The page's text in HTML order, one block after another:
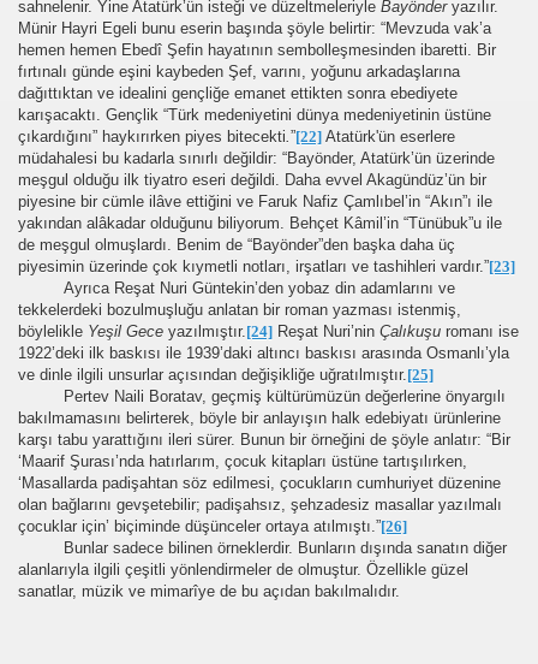
sahnelenir. Yine Atatürk’ün isteği ve düzeltmeleriyle Bayönder yazılır.
Münir Hayri Egeli bunu eserin başında şöyle belirtir: “Mevzuda vak’a
hemen hemen Ebedî Şefin hayatının sembolleşmesinden ibaretti. Bir
fırtınalı günde eşini kaybeden Şef, varını, yoğunu arkadaşlarına
dağıttıktan ve idealini gençliğe emanet ettikten sonra ebediyete
karışacaktı. Gençlik “Türk medeniyetini dünya medeniyetinin üstüne
çıkardığını” haykırırken piyes bitecekti.”[22] Atatürk'ün eserlere
müdahalesi bu kadarla sınırlı değildir: “Bayönder, Atatürk’ün üzerinde
meşgul olduğu ilk tiyatro eseri değildi. Daha evvel Akagündüz’ün bir
piyesine bir cümle ilâve ettiğini ve Faruk Nafiz Çamlıbel’in “Akın”ı ile
yakından alâkadar olduğunu biliyorum. Behçet Kâmil’in “Tünübuk”u ile
de meşgul olmuşlardı. Benim de “Bayönder”den başka daha üç
piyesimin üzerinde çok kıymetli notları, irşatları ve tashihleri vardır.”[23]
Ayrıca Reşat Nuri Güntekin’den yobaz din adamlarını ve
tekkelerdeki bozulmuşluğu anlatan bir roman yazması istenmiş,
böylelikle Yeşil Gece yazılmıştır.[24] Reşat Nuri’nin Çalıkuşu romanı ise
1922’deki ilk baskısı ile 1939’daki altıncı baskısı arasında Osmanlı’yla
ve dinle ilgili unsurlar açısından değişikliğe uğratılmıştır.[25]
Pertev Naili Boratav, geçmiş kültürümüzün değerlerine önyargılı
bakılmamasını belirterek, böyle bir anlayışın halk edebiyatı ürünlerine
karşı tabu yarattığını ileri sürer. Bunun bir örneğini de şöyle anlatır: “Bir
‘Maarif Şurası’nda hatırlarım, çocuk kitapları üstüne tartışılırken,
‘Masallarda padişahtan söz edilmesi, çocukların cumhuriyet düzenine
olan bağlarını gevşetebilir; padişahsız, şehzadesiz masallar yazılmalı
çocuklar için’ biçiminde düşünceler ortaya atılmıştı.”[26]
Bunlar sadece bilinen örneklerdir. Bunların dışında sanatın diğer
alanlarıyla ilgili çeşitli yönlendirmeler de olmuştur. Özellikle güzel
sanatlar, müzik ve mimarîye de bu açıdan bakılmalıdır.